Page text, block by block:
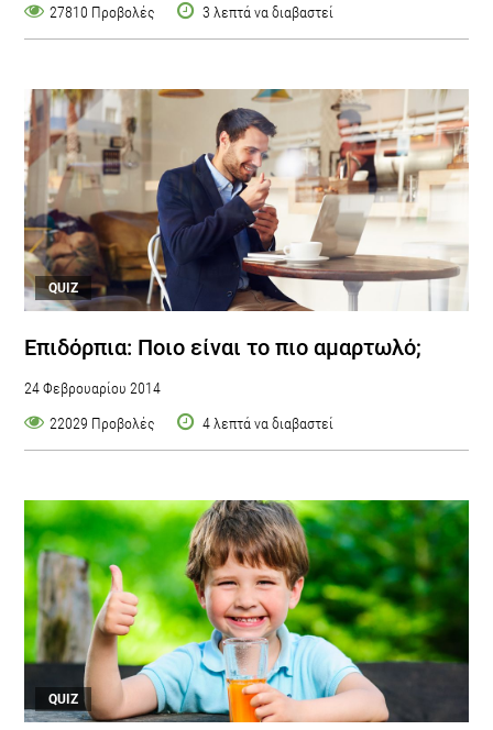
27810 Προβολές
3 λεπτά να διαβαστεί
QUIZ
Επιδόρπια: Ποιο είναι το πιο αμαρτωλό;
24 Φεβρουαρίου 2014
22029 Προβολές
4 λεπτά να διαβαστεί
QUIZ